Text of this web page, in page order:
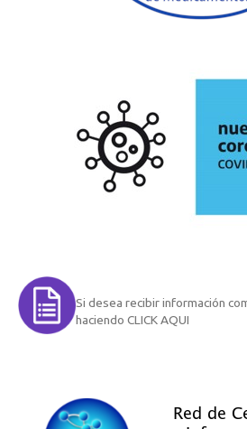
Si desea recibir información
haciendo CLICK AQUI